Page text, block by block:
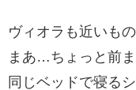
ヴィオラも近いも
まあ…ちょっと前
同じベッドで寝る